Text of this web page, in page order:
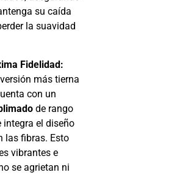
su caída
la suavidad
Fidelidad:
más tierna
con un
de rango
integra el diseño
las fibras. Esto
vibrantes e
se agrietan ni